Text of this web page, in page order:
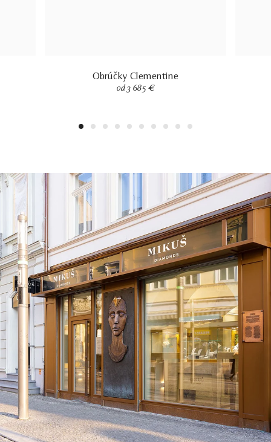
Obrúčky Clementine
od 3 685 €
1 2 3 4 5 6 7 8 9 10